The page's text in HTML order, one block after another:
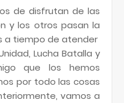
de disfrutan de las
y los otros pasan la
a tiempo de atender
Lucha Batalla y
que los hemos
por todo las cosas
vamos a